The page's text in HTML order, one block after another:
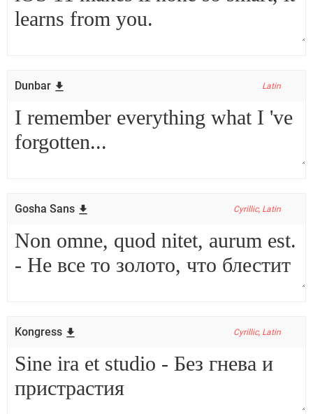
Dunbar Latin
Gosha Sans Cyrillic, Latin
Kongress Cyrillic, Latin